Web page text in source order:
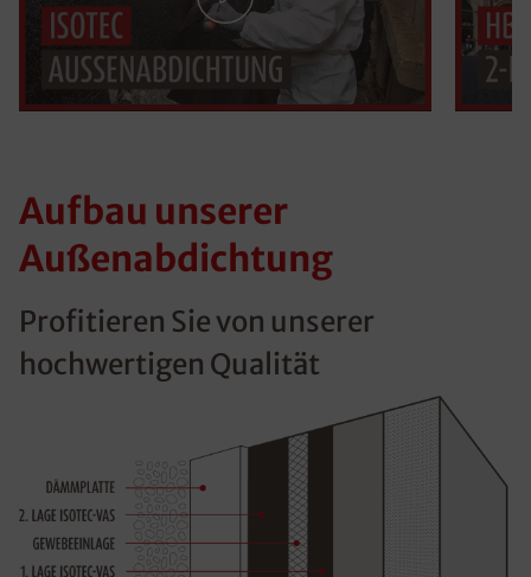
Aufbau unserer
Außenabdichtung
Profitieren Sie von unserer
hochwertigen Qualität